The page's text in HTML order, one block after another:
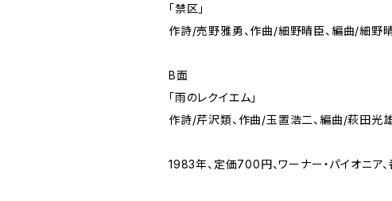
「禁区」
作詩/売野雅勇、作曲/細野晴臣、編曲/細野
B面
「雨のレクイエム」
作詩/芹沢類、作曲/玉置浩二、編曲/萩田光
1983年、定価700円、ワーナー・パイオニア